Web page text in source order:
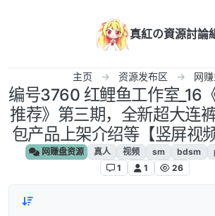
真紅の資源討論
主页 资源发布区 网
编号3760 红鲤鱼工作室_16
推荐》第三期，全新超大连
包产品上架介绍等【竖屏视
网赚盘资源 真人 视频 sm bdsm
1
1 26